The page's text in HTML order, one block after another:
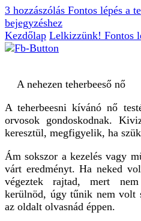
3 hozzászólás Fontos lépés a
bejegyzéshez
Kezdőlap Lelkizzünk! Fontos
A nehezen teherbeeső nő
A teherbeesni kívánó nő
orvosok gondoskodnak.
keresztül, megfigyelik, ha
Ám sokszor a kezelés vagy
várt eredményt. Ha neked
végeztek rajtad, mert
kerülnöd, úgy tűnik nem volt
az oldalt olvasnád éppen.